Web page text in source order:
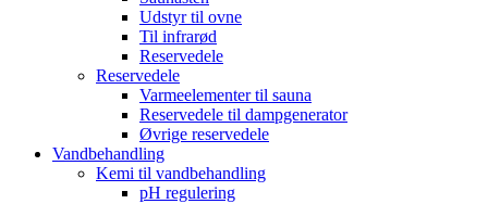
Udstyr til ovne
Til infrarød
Reservedele
Reservedele
Varmeelementer til sauna
Reservedele til dampgenerator
Øvrige reservedele
Vandbehandling
Kemi til vandbehandling
pH regulering